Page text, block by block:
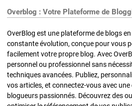
Overblog : Votre Plateforme de
OverBlog est une plateforme de blogs
constante évolution, conçue pour vous
facilement votre propre blog. Avec
personnel ou professionnel sans
techniques avancées. Publiez,
vos articles, et connectez-vous avec
blogueurs passionnés. Découvrez des